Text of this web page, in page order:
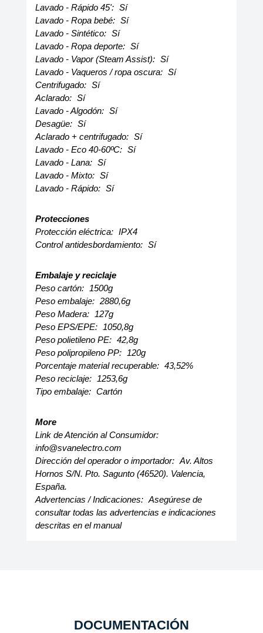
Lavado - Rápido 45': Sí
Lavado - Ropa bebé: Sí
Lavado - Sintético: Sí
Lavado - Ropa deporte: Sí
Lavado - Vapor (Steam Assist): Sí
Lavado - Vaqueros / ropa oscura: Sí
Centrifugado: Sí
Aclarado: Sí
Lavado - Algodón: Sí
Desagüe: Sí
Aclarado + centrifugado: Sí
Lavado - Eco 40-60ºC: Sí
Lavado - Lana: Sí
Lavado - Mixto: Sí
Lavado - Rápido: Sí
Protecciones
Protección eléctrica: IPX4
Control antidesbordamiento: Sí
Embalaje y reciclaje
Peso cartón: 1500g
Peso embalaje: 2880,6g
Peso Madera: 127g
Peso EPS/EPE: 1050,8g
Peso polietileno PE: 42,8g
Peso polipropileno PP: 120g
Porcentaje material recuperable: 43,52%
Peso reciclaje: 1253,6g
Tipo embalaje: Cartón
More
Link de Atención al Consumidor:
info@svanelectro.com
Dirección del operador o importador: Av. Altos
Hornos S/N. Pto. Sagunto (46520). Valencia,
España.
Advertencias / Indicaciones: Asegúrese de
consultar todas las advertencias e indicaciones
descritas en el manual
DOCUMENTACIÓN